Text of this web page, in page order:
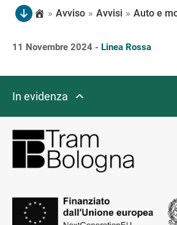
» Avviso » Avvisi » Auto e
11 Novembre 2024 - Linea Rossa
In evidenza